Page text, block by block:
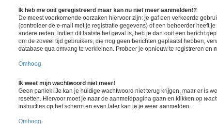
Ik heb me ooit geregistreerd maar kan nu niet meer aanmelden!?
De meest voorkomende oorzaken hiervoor zijn: je gaf een verkeerde
(controleer de e-mail met je registratie gegevens) of een beheerder heeft
andere reden. Indien dit laatste het geval is, heb je dan ooit een bericht
om de zoveel tijd gebruikers, die nog geen berichten geplaatst hebben,
database qua omvang te verkleinen. Probeer je opnieuw te registreren en
Omhoog
Ik weet mijn wachtwoord niet meer!
Geen paniek! Je kan je huidige wachtwoord niet terug krijgen, maar er is
resetten. Hiervoor moet je naar de aanmeldpagina gaan en klikken op
instructies op het scherm en even later kan je je weer aanmelden.
Omhoog